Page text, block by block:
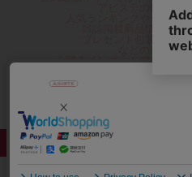
アビステの幅広い
人気ランキングやテレビ
雑誌掲載商品情報を
プレゼント包装無料
などのサービ
心躍るインポートアクセサ
夢やときめきを与えられ
◆ギフトラッピング無料/
©ABISTE